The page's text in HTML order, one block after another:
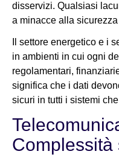
disservizi. Qualsiasi
a minacce alla
Il settore energetico e i
in ambienti in cui ogni
regolamentari,
significa che i dati
sicuri in tutti i sistemi
Complessità